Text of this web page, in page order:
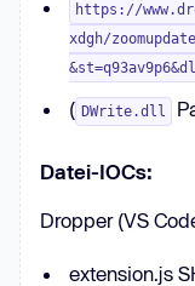
https://
xdgh/
( DWrite.dll
Datei-IOCs:
Dropper (VS
extension.js